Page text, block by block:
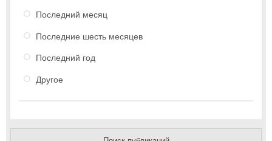
Последний месяц
Последние шесть месяцев
Последний год
Другое